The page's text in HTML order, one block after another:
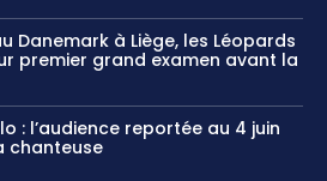
Danemark à Liège, les Léopards
premier grand examen avant la
: l’audience reportée au 4 juin
chanteuse